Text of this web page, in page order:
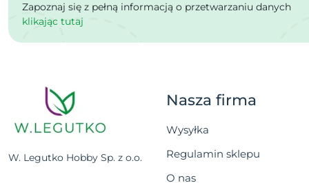
Zapoznaj się z pełną informacją o przetwarzaniu danych
klikając tutaj
W. Legutko Hobby Sp. z o.o.
Nasza firma
Wysyłka
Regulamin sklepu
O nas